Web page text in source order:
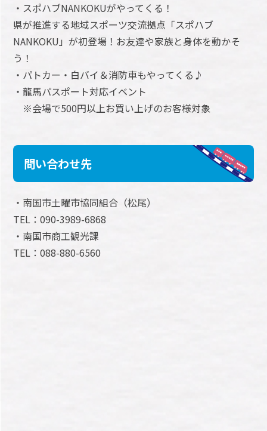
・スポハブNANKOKUがやってくる！
県が推進する地域スポーツ交流拠点「スポハブ
NANKOKU」が初登場！お友達や家族と身体を動かそ
う！
・パトカー・白バイ＆消防車もやってくる♪
・龍馬パスポート対応イベント
※会場で500円以上お買い上げのお客様対象
問い合わせ先
・南国市土曜市協同組合（松尾）
TEL：090-3989-6868
・南国市商工観光課
TEL：088-880-6560